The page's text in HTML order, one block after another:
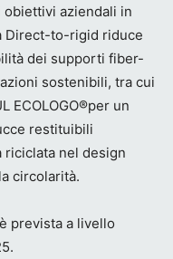
aziendali in
Direct-to-rigid riduce
dei supporti fiber-
sostenibili, tra cui
ECOLOGO®per un
restituibili
riciclata nel design
circolarità.
prevista a livello